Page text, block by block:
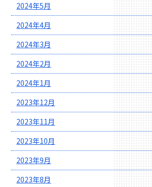
2024年5月
2024年4月
2024年3月
2024年2月
2024年1月
2023年12月
2023年11月
2023年10月
2023年9月
2023年8月